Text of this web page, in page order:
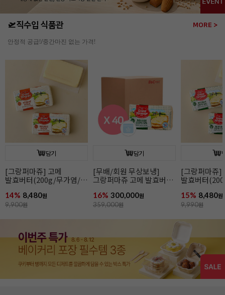
🛫직수입 식품관 MORE >
안정적 공급!/중간마진 없는 가격!
담기
[그랑퍼마쥬] 고메
발효버터(200g/무가염/
14% 8,480원
9,900원
담기
[무배/회원 무상보냉]
그랑퍼마쥬 고메 발효버터
프랑스)
16% 300,000원
359,000원
[그랑퍼마쥬]
발효버터
15% 8,480원
9,990원